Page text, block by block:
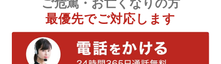
ご危篤・お亡くなりの方
最優先でご対応します